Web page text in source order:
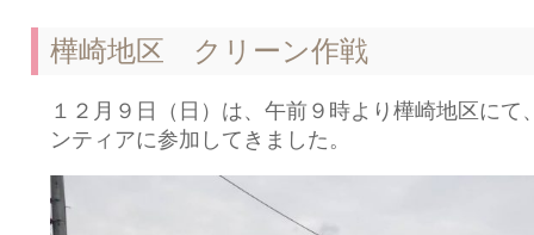
樺崎地区 クリーン作戦
１２月９日（日）は、午前９時より樺崎地区にて
ンティアに参加してきました。